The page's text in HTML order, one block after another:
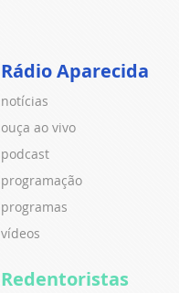
Rádio Aparecida
notícias
ouça ao vivo
podcast
programação
programas
vídeos
Redentoristas